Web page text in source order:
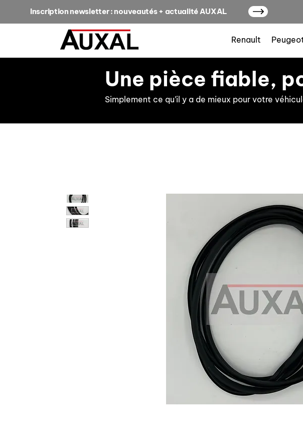
Inscription newsletter : nouveautés + actualité AUXAL
Renault
Une pièce fiable,
Simplement ce qu’il y a de mieux pour votre